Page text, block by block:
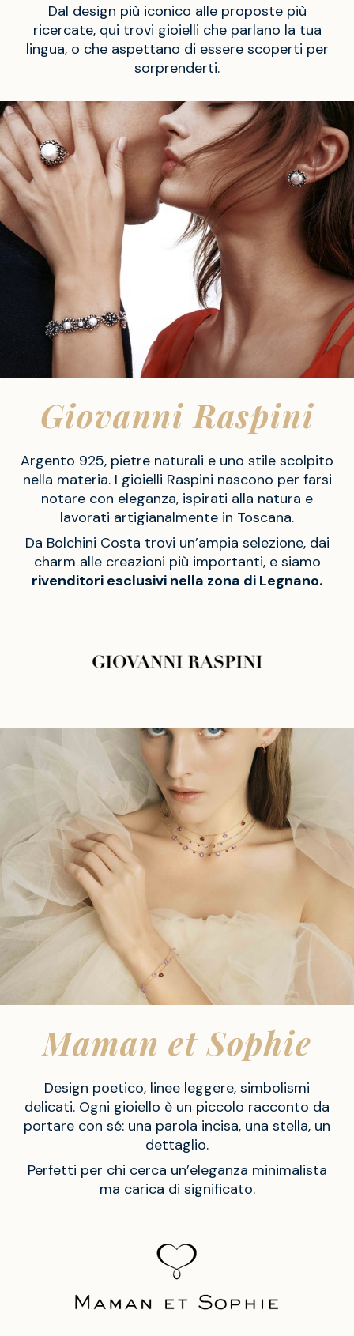
Dal design più iconico alle proposte più
ricercate, qui trovi gioielli che parlano la tua
lingua, o che aspettano di essere scoperti per
sorprenderti.
Giovanni Raspini
Argento 925, pietre naturali e uno stile scolpito
nella materia. I gioielli Raspini nascono per farsi
notare con eleganza, ispirati alla natura e
lavorati artigianalmente in Toscana.
Da Bolchini Costa trovi un’ampia selezione, dai
charm alle creazioni più importanti, e siamo
rivenditori esclusivi nella zona di Legnano.
Maman et Sophie
Design poetico, linee leggere, simbolismi
delicati. Ogni gioiello è un piccolo racconto da
portare con sé: una parola incisa, una stella, un
dettaglio.
Perfetti per chi cerca un’eleganza minimalista
ma carica di significato.